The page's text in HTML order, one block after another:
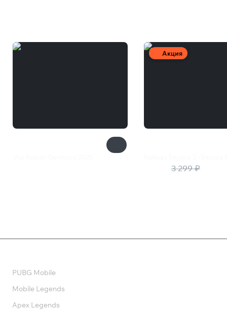
Акция
3 299 ₽
PUBG Mobile
Mobile Legends
Apex Legends